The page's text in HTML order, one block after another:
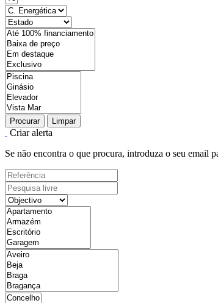
Procurar Limpar
Criar alerta
Se não encontra o que procura, introduza o seu email